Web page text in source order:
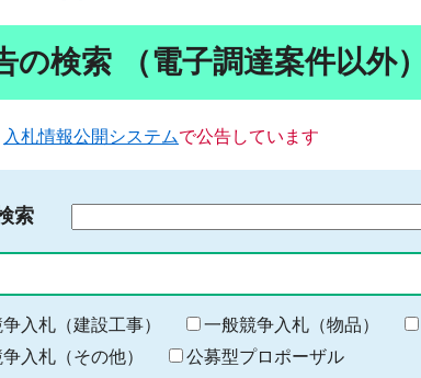
の検索 （電子調達案件以外）
入札情報公開システムで公告しています
索
る
キ
ー
入札（建設工事） 一般競争入札（物品）
入札（その他）
公募型プロポーザル